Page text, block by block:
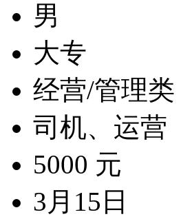
男
大专
经营/管理类
司机、运营
5000 元
3月15日